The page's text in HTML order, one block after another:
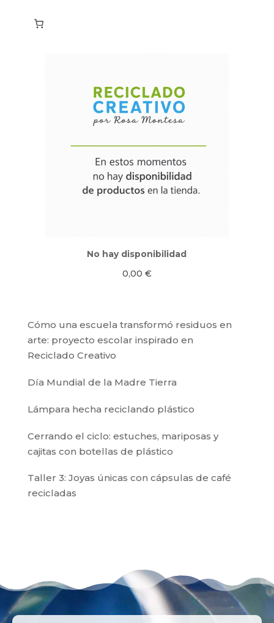
No hay disponibilidad
0,00 €
Cómo una escuela transformó residuos en
arte: proyecto escolar inspirado en
Reciclado Creativo
Día Mundial de la Madre Tierra
Lámpara hecha reciclando plástico
Cerrando el ciclo: estuches, mariposas y
cajitas con botellas de plástico
Taller 3: Joyas únicas con cápsulas de café
recicladas